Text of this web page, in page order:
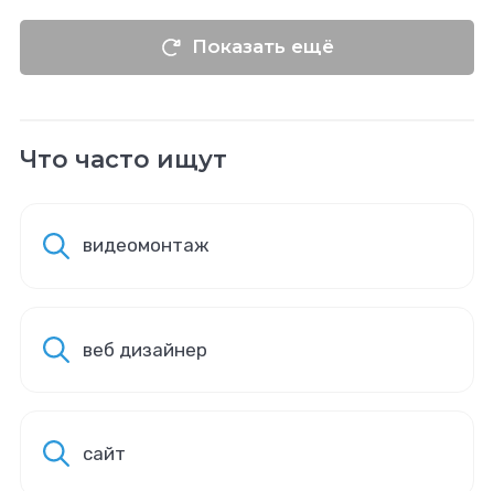
Показать ещё
Что часто ищут
видеомонтаж
веб дизайнер
сайт